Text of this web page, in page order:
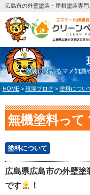
広島市の外壁塗装・屋根塗装専
塗装に関するマメ知識
HOME > 現場ブログ > 塗料につい
無機塗料って
塗料について
広島県広島市の外壁塗
です
！